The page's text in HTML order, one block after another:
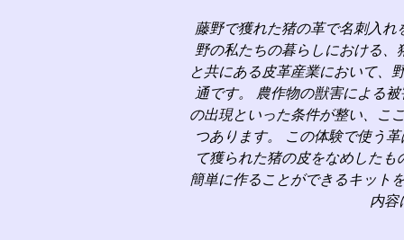
藤野で獲れた猪の革で名刺入
野の私たちの暮らしにおける
と共にある皮革産業において、
通です。 農作物の獣害による
の出現といった条件が整い、こ
つあります。 この体験で使う
て獲られた猪の皮をなめした
簡単に作ることができるキット
内容